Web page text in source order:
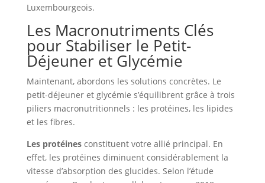
Luxembourgeois.
Les Macronutriments Clés
pour Stabiliser le Petit-
Déjeuner et Glycémie
Maintenant, abordons les solutions concrètes. Le
petit-déjeuner et glycémie s’équilibrent grâce à trois
piliers macronutritionnels : les protéines, les lipides
et les fibres.
Les protéinesconstituent votre allié principal. En
effet, les protéines diminuent considérablement la
vitesse d’absorption des glucides. Selon l’étude